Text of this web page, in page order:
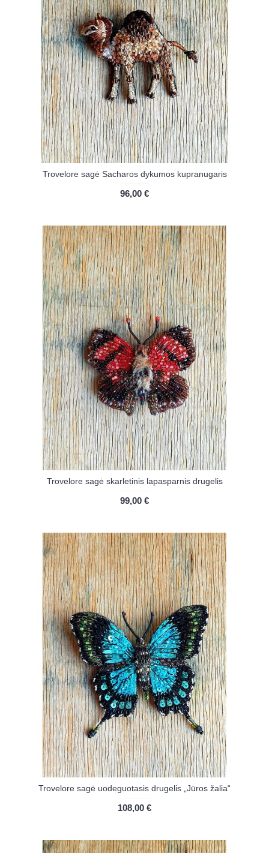
Trovelore sagė Sacharos dykumos kupranugaris
96,00 €
Trovelore sagė skarletinis lapasparnis drugelis
99,00 €
Trovelore sagė uodeguotasis drugelis „Jūros žalia“
108,00 €